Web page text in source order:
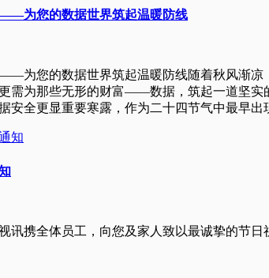
为您的数据世界筑起温暖防线
为您的数据世界筑起温暖防线随着秋风渐凉
需为那些无形的财富——数据，筑起一道坚实
安全更显重要寒露，作为二十四节气中最早出
讯携全体员工，向您及家人致以最诚挚的节